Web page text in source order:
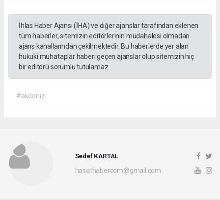
İhlas Haber Ajansı (İHA) ve diğer ajanslar tarafından eklenen
tüm haberler, sitemizin editörlerinin müdahalesi olmadan
ajans kanallarından çekilmektedir. Bu haberlerde yer alan
hukuki muhataplar haberi geçen ajanslar olup sitemizin hiç
bir editörü sorumlu tutulamaz.
#akdeniz
Sedef KARTAL
hasathabercom@gmail.com